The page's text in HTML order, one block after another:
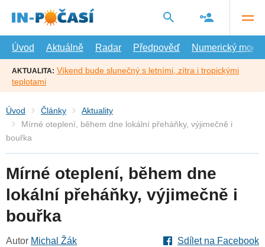
hlavní
Úvod
Aktuálně Radar Předpověď Numerický model
AKTUALITA: Víkend bude slunečný s letními, zítra i tropickými
teplotami
Úvod Články
Aktuality
Mírné oteplení, během dne lokální přeháňky, výjimečně i
bouřka
Mírné oteplení, během dne
lokální přeháňky, výjimečně i
bouřka
Autor Michal Žák Sdílet na Facebook